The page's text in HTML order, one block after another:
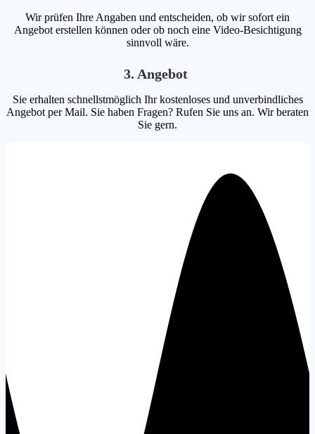
Wir prüfen Ihre Angaben und entscheiden, ob wir sofort ein
Angebot erstellen können oder ob noch eine Video-Besichtigung
sinnvoll wäre.
3. Angebot
Sie erhalten schnellstmöglich Ihr kostenloses und unverbindliches
Angebot per Mail. Sie haben Fragen? Rufen Sie uns an. Wir beraten
Sie gern.